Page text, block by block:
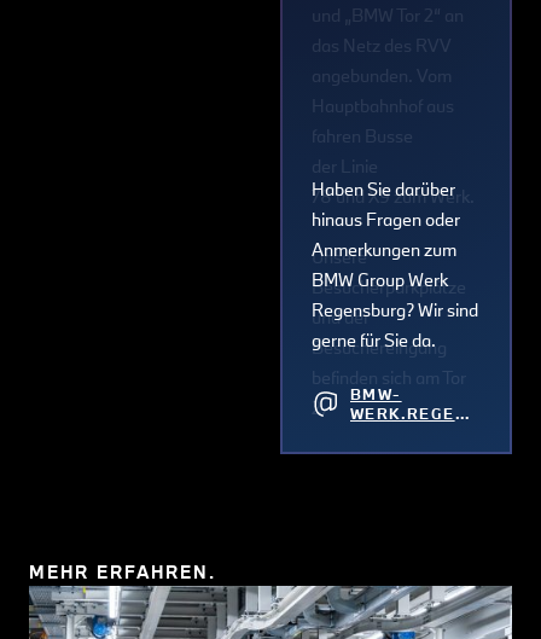
und „BMW Tor 2“ an
das Netz des RVV
angebunden. Vom
Hauptbahnhof aus
fahren Busse
der Linie
78 und X9 zum Werk.
Unsere
Besucherparkplätze
und der
Besuchereingang
befinden sich am Tor
2.
Haben Sie darüber
hinaus Fragen oder
Anmerkungen zum
BMW Group Werk
Regensburg? Wir sind
gerne für Sie da.
BMW-
WERK.REGENS
E
MEHR ERFAHREN.